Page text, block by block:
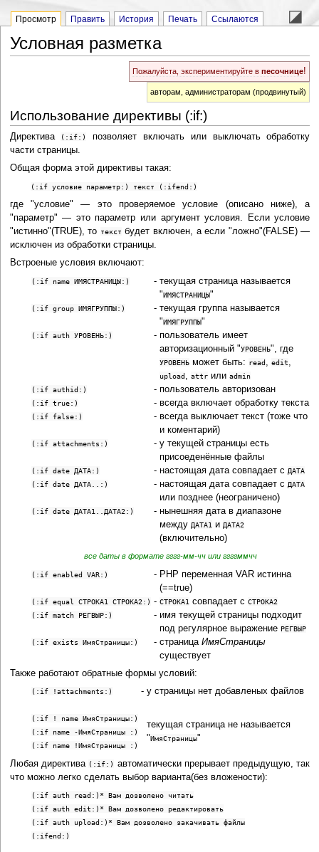
Просмотр Править История Печать Ссылаются
Условная разметка
Пожалуйста, экспериментируйте впесочнице!
авторам, администраторам (продвинутый)
Использование директивы (:if:)
Директива (:if:)
позволяет включать или выключать обработку
части страницы.
Общая форма этой директивы такая:
(:if условие параметр:) текст (:ifend:)
где "условие" — это проверяемое условие (описано ниже), а
"параметр" — это параметр или аргумент условия. Если условие
"истинно"(TRUE), то текст будет включен, а если "ложно"(FALSE) —
исключен из обработки страницы.
Встроеные условия включают:
(:if name ИМЯСТРАНИЦЫ:) - текущая страница называется
"ИМЯСТРАНИЦЫ"
(:if group ИМЯГРУППЫ:) - текущая группа называется
"ИМЯГРУППЫ"
(:if auth УРОВЕНЬ:) - пользователь имеет
авторизационный "УРОВЕНЬ", где
УРОВЕНЬможет быть: read, edit
upload, attrили admin
(:if authid:)
- пользователь авторизован
(:if true:) - всегда включает обработку текста
(:if false:) - всегда выключает текст (тоже что
и коментарий)
(:if attachments:) - у текущей страницы есть
присоеденённые файлы
(:if date ДАТА:) - настоящая дата совпадает с ДАТА
(:if date ДАТА..:)
- настоящая дата совпадает с ДАТА
или позднее (неограничено)
(:if date ДАТА1..ДАТА2:) - нынешняя дата в диапазоне
между ДАТА1 и ДАТА2
(включительно)
все даты в формате гггг-мм-чч или ггггммчч
(:if enabled VAR:) - PHP переменная VAR истинна
(==true)
(:if equal СТРОКА1 СТРОКА2:) - СТРОКА1 совпадает с СТРОКА2
(:if match РЕГВЫР:)
- имя текущей страницы подходит
под регулярное выражение РЕГВЫР
(:if exists ИмяСтраницы:)
- страница ИмяСтраницы
существует
Также работают обратные формы условий:
(:if !attachments:) - у страницы нет добавленых файлов
(:if ! name ИмяСтраницы:)
текущая страница не называется
"ИмяСтраницы"
(:if name -ИмяСтраницы :)
(:if name !ИмяСтраницы :)
Любая директива (:if:) автоматически прерывает предыдущую, так
что можно легко сделать выбор варианта(без вложености):
(:if auth read:)* Вам дозволено читать
(:if auth edit:)* Вам дозволено редактировать
(:if auth upload:)* Вам дозволено закачивать файлы
(:ifend:)